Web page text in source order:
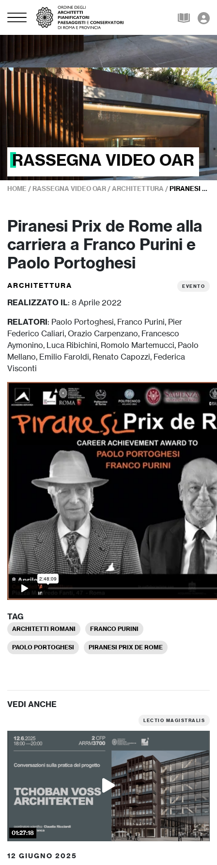
RASSEGNA VIDEO OAR
HOME / RASSEGNA VIDEO OAR /ARCHITETTURA /PIRANESI PRIX DE ROME ALLA CARRIERA A FRANCO PURINI E PAOLO PORTOGHESI
Piranesi Prix de Rome alla
carriera a Franco Purini e
Paolo Portoghesi
ARCHITETTURA EVENTO
REALIZZATO IL: 8 Aprile 2022
RELATORI: Paolo Portoghesi, Franco Purini, Pier
Federico Caliari, Orazio Carpenzano, Francesco
Aymonino, Luca Ribichini, Romolo Martemucci, Paolo
Mellano, Emilio Faroldi, Renato Capozzi, Federica
Visconti
TAG
ARCHITETTI ROMANI FRANCO PURINI
PAOLO PORTOGHESI PIRANESI PRIX DE ROME
VEDI ANCHE
LECTIO MAGISTRALIS
01:27:18
12 GIUGNO 2025